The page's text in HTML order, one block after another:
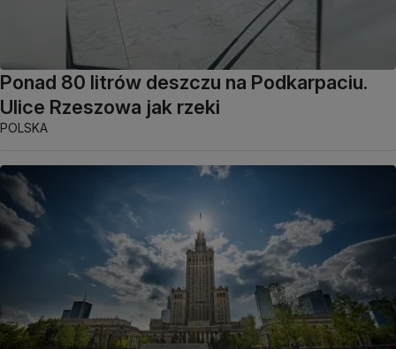
Ponad 80 litrów deszczu na Podkarpaciu.
Ulice Rzeszowa jak rzeki
POLSKA